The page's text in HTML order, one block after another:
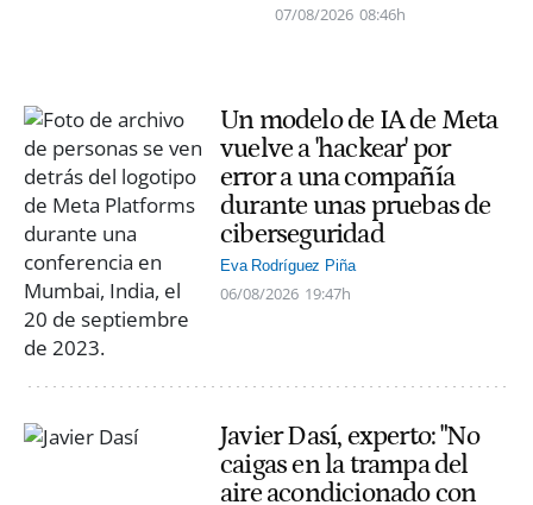
07/08/2026 08:46h
Un modelo de IA de Meta
vuelve a 'hackear' por
error a una compañía
durante unas pruebas de
ciberseguridad
Eva Rodríguez Piña
06/08/2026 19:47h
Javier Dasí, experto: "No
caigas en la trampa del
aire acondicionado con